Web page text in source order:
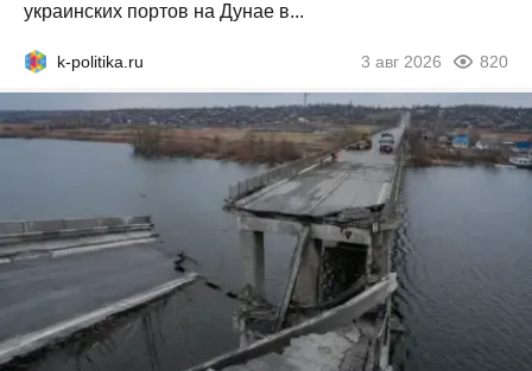
украинских портов на Дунае в...
k-politika.ru 3 авг 2026 820